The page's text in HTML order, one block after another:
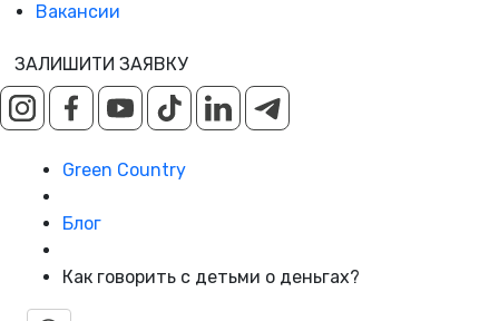
Вакансии
ЗАЛИШИТИ ЗАЯВКУ
Green Country
Блог
Как говорить с детьми о деньгах?